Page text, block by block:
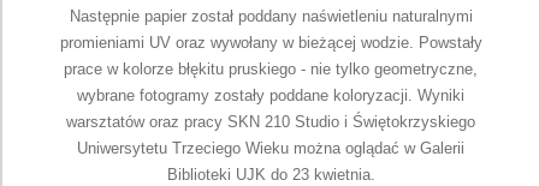
Następnie papier został poddany naświetleniu naturalnymi
promieniami UV oraz wywołany w bieżącej wodzie. Powstały
prace w kolorze błękitu pruskiego - nie tylko geometryczne,
wybrane fotogramy zostały poddane koloryzacji. Wyniki
warsztatów oraz pracy SKN 210 Studio i Świętokrzyskiego
Uniwersytetu Trzeciego Wieku można oglądać w Galerii
Biblioteki UJK do 23 kwietnia.